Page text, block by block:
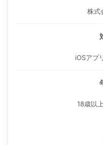
株式
iOSアプ
18歳以